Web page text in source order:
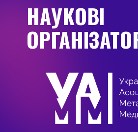
НАУКОВІ